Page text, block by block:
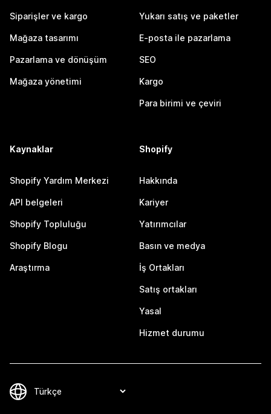
Siparişler ve kargo
Mağaza tasarımı
Pazarlama ve dönüşüm
Mağaza yönetimi
Yukarı satış ve paketler
E-posta ile pazarlama
SEO
Kargo
Para birimi ve çeviri
Kaynaklar
Shopify Yardım Merkezi
API belgeleri
Shopify Topluluğu
Shopify Blogu
Araştırma
Shopify
Hakkında
Kariyer
Yatırımcılar
Basın ve medya
İş Ortakları
Satış ortakları
Yasal
Hizmet durumu